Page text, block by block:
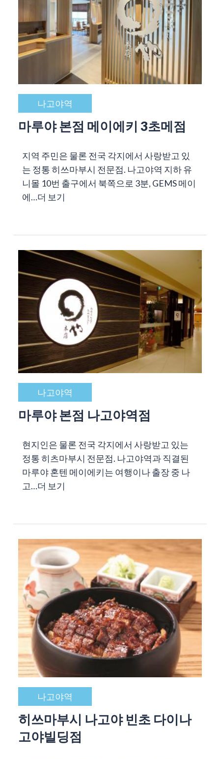
나고야역
마루야 본점 메이에키 3초메점
지역 주민은 물론 전국 각지에서 사랑받고 있
는 정통 히쓰마부시 전문점. 나고야역 지하 유
니몰 10번 출구에서 북쪽으로 3분, GEMS 메이
에…더 보기
나고야역
마루야 본점 나고야역점
현지인은 물론 전국 각지에서 사랑받고 있는
정통 히츠마부시 전문점. 나고야역과 직결된
마루야 혼텐 메이에키는 여행이나 출장 중 나
고…더 보기
나고야역
히쓰마부시 나고야 빈초 다이나
고야빌딩점